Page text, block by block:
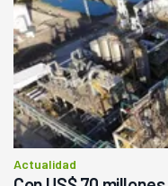
Actualidad